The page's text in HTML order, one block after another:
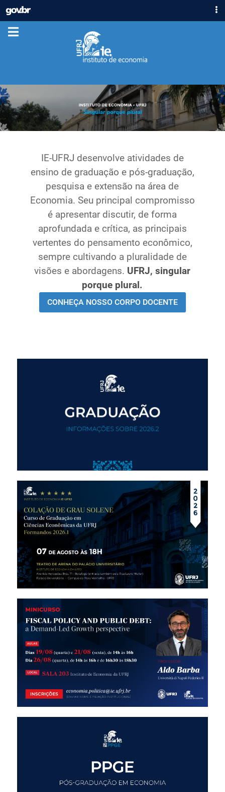
GOVBR
ACESSO À INFORMAÇÃO
Ministério da Justiça e Segurança Pública
Ministério da Defesa
Ministério da Agricultura, Pecuária e Abastecimento
Ministério da Educação
Ministério da Saúde
Ministério de Minas e Energia
Ministério da Ciência, Tecnologia, Inovações e
Comunicações
Ministério do Meio Ambiente
Ministério do Turismo
Ministério do Desenvolvimento Regional
Secretaria de Governo
Gabinete de Segurança Institucional
Advocacia-Geral da União
IE-UFRJ desenvolve atividades de
ensino de graduação e pós-graduação,
pesquisa e extensão na área de
Economia. Seu principal compromisso
é apresentar discutir, de forma
aprofundada e crítica, as principais
vertentes do pensamento econômico,
sempre cultivando a pluralidade de
visões e abordagens. UFRJ, singular
porque plural.
CONHEÇA NOSSO CORPO DOCENTE